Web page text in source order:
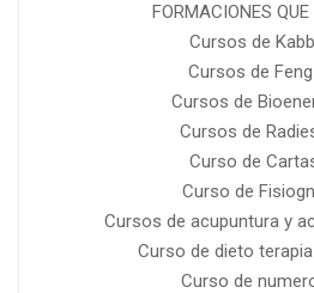
FORMACIONES
Cursos de
Cursos de
Cursos de
Cursos de
Curso de
Curso de
Cursos de acupuntura y
Curso de dieto
Curso de